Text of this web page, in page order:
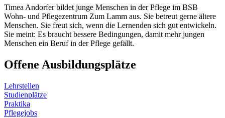
Timea Andorfer bildet junge Menschen in der Pflege im BSB
Wohn- und Pflegezentrum Zum Lamm aus. Sie betreut gerne ältere
Menschen. Sie freut sich, wenn die Lernenden sich gut entwickeln.
Sie meint: Es braucht bessere Bedingungen, damit mehr jungen
Menschen ein Beruf in der Pflege gefällt.
Offene Ausbildungsplätze
Lehrstellen
Studienplätze
Praktika
Pflegejobs